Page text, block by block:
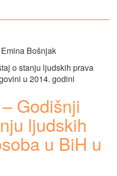
Bošnjak
o stanju ljudskih prava
u 2014. godini
Godišnji
ljudskih
u BiH u